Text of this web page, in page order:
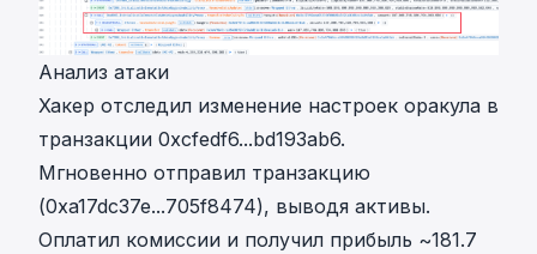
Анализ атаки
Хакер отследил изменение настроек оракула в
транзакции 0xcfedf6...bd193ab6.
Мгновенно отправил транзакцию
(0xa17dc37e...705f8474), выводя активы.
Оплатил комиссии и получил прибыль ~181.7